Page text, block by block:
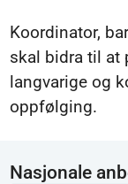
Koordinator,
skal bidra til at
langvarige og
oppfølging.
Nasjonale